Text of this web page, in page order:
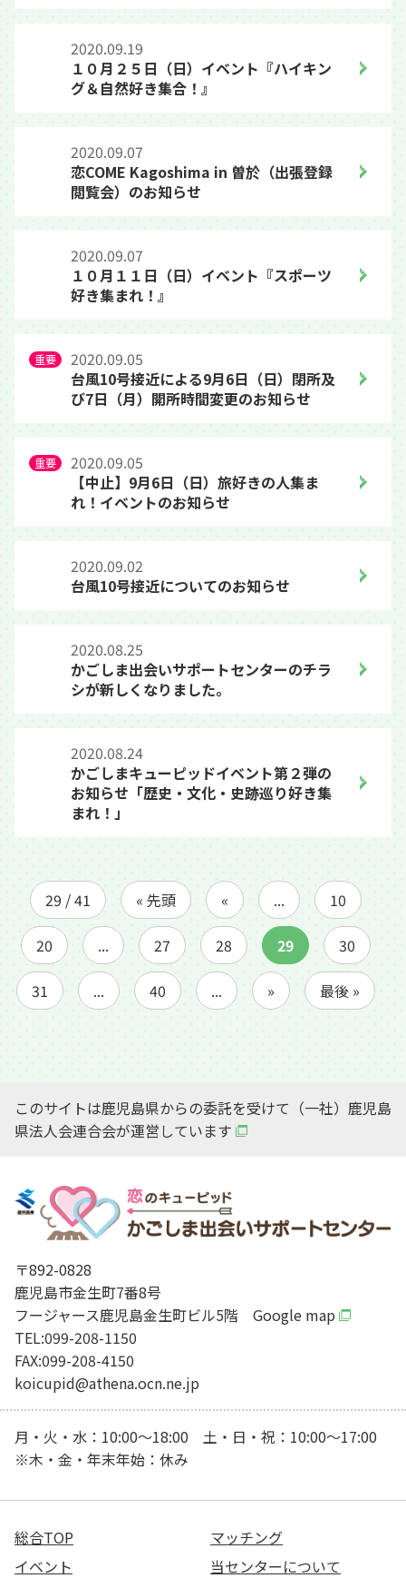
2020.09.19
１０月２５日（日）イベント『ハイキン
グ＆自然好き集合！』
2020.09.07
恋COME Kagoshima in 曽於（出張登録
閲覧会）のお知らせ
2020.09.07
１０月１１日（日）イベント『スポーツ
好き集まれ！』
2020.09.05
台風10号接近による9月6日（日）閉所及
び7日（月）開所時間変更のお知らせ
2020.09.05
【中止】9月6日（日）旅好きの人集ま
れ！イベントのお知らせ
2020.09.02
台風10号接近についてのお知らせ
2020.08.25
かごしま出会いサポートセンターのチラ
シが新しくなりました。
2020.08.24
かごしまキューピッドイベント第２弾の
お知らせ「歴史・文化・史跡巡り好き集
まれ！」
29 / 41 « 先頭 « ... 10
20 ... 27 28 29 30
31 ... 40 ... » 最後 »
このサイトは鹿児島県からの委託を受けて（一社）鹿児島
県法人会連合会が運営しています
〒892-0828
鹿児島市金生町7番8号
フージャース鹿児島金生町ビル5階 Google map
TEL:099-208-1150
FAX:099-208-4150
koicupid@athena.ocn.ne.jp
月・火・水：10:00～18:00 土・日・祝：10:00～17:00
※木・金・年末年始：休み
総合TOP
マッチング
イベント
当センターについて